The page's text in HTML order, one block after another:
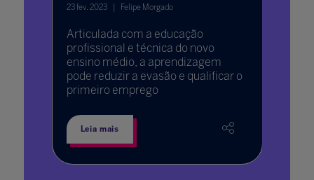
23 fev. 2023 Felipe Morgado
Articulada com a educação
profissional e técnica do novo
ensino médio, a aprendizagem
pode reduzir a evasão e qualificar o
primeiro emprego
Leia mais